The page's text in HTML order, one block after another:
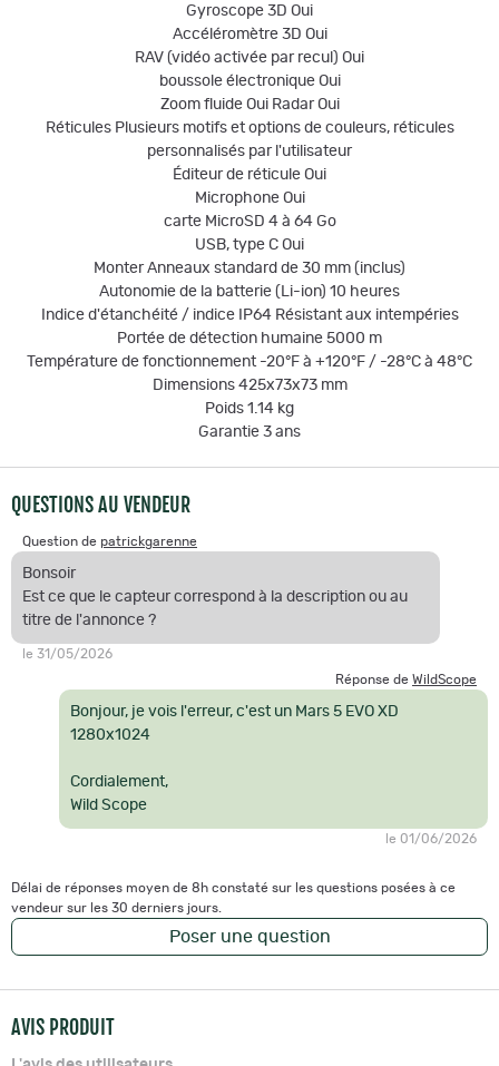
Gyroscope 3D Oui
Accéléromètre 3D Oui
RAV (vidéo activée par recul) Oui
boussole électronique Oui
Zoom fluide Oui Radar Oui
Réticules Plusieurs motifs et options de couleurs, réticules
personnalisés par l'utilisateur
Éditeur de réticule Oui
Microphone Oui
carte MicroSD 4 à 64 Go
USB, type C Oui
Monter Anneaux standard de 30 mm (inclus)
Autonomie de la batterie (Li-ion) 10 heures
Indice d'étanchéité / indice IP64 Résistant aux intempéries
Portée de détection humaine 5000 m
Température de fonctionnement -20°F à +120°F / -28°C à 48°C
Dimensions 425x73x73 mm
Poids 1.14 kg
Garantie 3 ans
QUESTIONS AU VENDEUR
Question de patrickgarenne
Bonsoir
Est ce que le capteur correspond à la description ou au
titre de l'annonce ?
le 31/05/2026
Réponse de WildScope
Bonjour, je vois l'erreur, c'est un Mars 5 EVO XD
1280x1024
Cordialement,
Wild Scope
le 01/06/2026
Délai de réponses moyen de 8h constaté sur les questions posées à ce
vendeur sur les 30 derniers jours.
Poser une question
AVIS PRODUIT